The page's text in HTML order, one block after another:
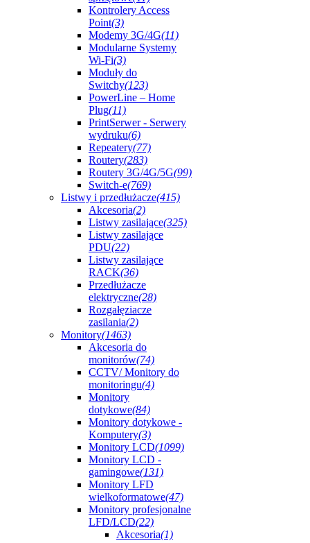
Kontrolery Access
Point(3)
Modemy 3G/4G(11)
Modularne Systemy
Wi-Fi(3)
Moduły do
Switchy(123)
PowerLine – Home
Plug(11)
PrintSerwer - Serwery
wydruku(6)
Repeatery(77)
Routery(283)
Routery 3G/4G/5G(99)
Switch-e(769)
Listwy i przedłużacze(415)
Akcesoria(2)
Listwy zasilające(325)
Listwy zasilające
PDU(22)
Listwy zasilające
RACK(36)
Przedłużacze
elektryczne(28)
Rozgałęziacze
zasilania(2)
Monitory(1463)
Akcesoria do
monitorów(74)
CCTV/ Monitory do
monitoringu(4)
Monitory
dotykowe(84)
Monitory dotykowe -
Komputery(3)
Monitory LCD(1099)
Monitory LCD -
gamingowe(131)
Monitory LFD
wielkoformatowe(47)
Monitory profesjonalne
LFD/LCD(22)
Akcesoria(1)